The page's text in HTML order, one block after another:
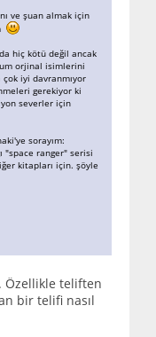
ve şuan almak için
hiç kötü değil ancak
orjinal isimlerini
çok iyi davranmıyor
gerekiyor ki
severler için
sorayım:
"space ranger" serisi
kitapları için. şöyle
Özellikle teliften
bir telifi nasıl